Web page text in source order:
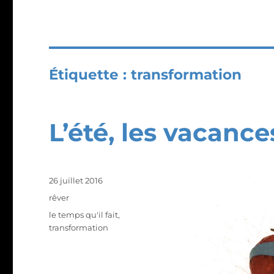
Étiquette :transformation
L’été, les
Publié
le
26 juillet 2016
Catégories
rêver
Étiquettes
le temps qu'il fait,
transformation